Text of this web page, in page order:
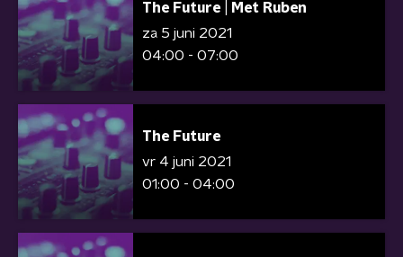
The Future | Met Ruben
za 5 juni 2021
04:00 - 07:00
The Future
vr 4 juni 2021
01:00 - 04:00